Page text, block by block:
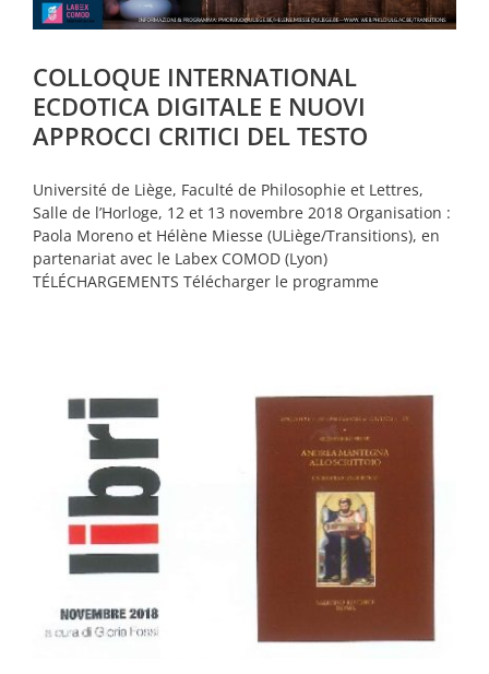
COLLOQUE INTERNATIONAL
ECDOTICA DIGITALE E NUOVI
APPROCCI CRITICI DEL TESTO
Université de Liège, Faculté de Philosophie et Lettres,
Salle de l’Horloge, 12 et 13 novembre 2018 Organisation :
Paola Moreno et Hélène Miesse (ULiège/Transitions), en
partenariat avec le Labex COMOD (Lyon)
TÉLÉCHARGEMENTS Télécharger le programme